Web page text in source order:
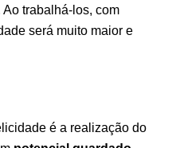
trabalhá-los, com
será muito maior e
é a realização do